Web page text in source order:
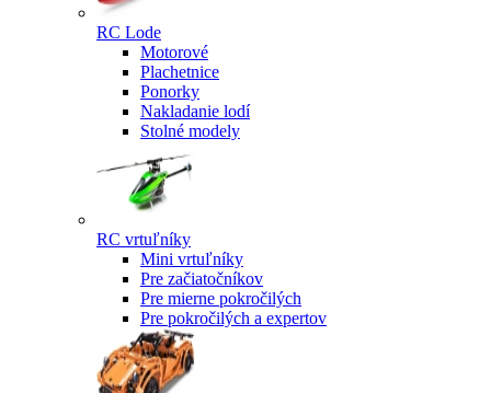
RC Lode
Motorové
Plachetnice
Ponorky
Nakladanie lodí
Stolné modely
RC vrtuľníky
Mini vrtuľníky
Pre začiatočníkov
Pre mierne pokročilých
Pre pokročilých a expertov